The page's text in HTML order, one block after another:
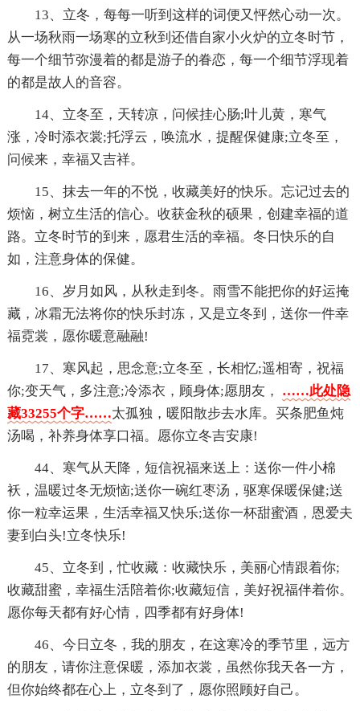
13、立冬，每每一听到这样的词便又怦然心动一次。
从一场秋雨一场寒的立秋到还借自家小火炉的立冬时节，
每一个细节弥漫着的都是游子的眷恋，每一个细节浮现着
的都是故人的音容。
14、立冬至，天转凉，问候挂心肠;叶儿黄，寒气
涨，冷时添衣裳;托浮云，唤流水，提醒保健康;立冬至，
问候来，幸福又吉祥。
15、抹去一年的不悦，收藏美好的快乐。忘记过去的
烦恼，树立生活的信心。收获金秋的硕果，创建幸福的道
路。立冬时节的到来，愿君生活的幸福。冬日快乐的自
如，注意身体的保健。
16、岁月如风，从秋走到冬。雨雪不能把你的好运掩
藏，冰霜无法将你的快乐封冻，又是立冬到，送你一件幸
福霓裳，愿你暖意融融!
17、寒风起，思念意;立冬至，长相忆;遥相寄，祝福
你;变天气，多注意;冷添衣，顾身体;愿朋友， ……此处隐
藏33255个字……太孤独，暖阳散步去水库。买条肥鱼炖
汤喝，补养身体享口福。愿你立冬吉安康!
44、寒气从天降，短信祝福来送上：送你一件小棉
袄，温暖过冬无烦恼;送你一碗红枣汤，驱寒保暖保健;送
你一粒幸运果，生活幸福又快乐;送你一杯甜蜜酒，恩爱夫
妻到白头!立冬快乐!
45、立冬到，忙收藏：收藏快乐，美丽心情跟着你;
收藏甜蜜，幸福生活陪着你;收藏短信，美好祝福伴着你。
愿你每天都有好心情，四季都有好身体!
46、今日立冬，我的朋友，在这寒冷的季节里，远方
的朋友，请你注意保暖，添加衣裳，虽然你我天各一方，
但你始终都在心上，立冬到了，愿你照顾好自己。